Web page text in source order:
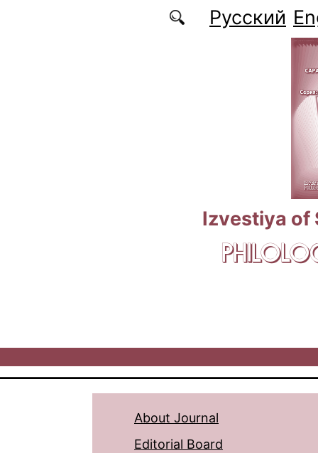
Русский
Izvestiya of
About Journal
Editorial Board